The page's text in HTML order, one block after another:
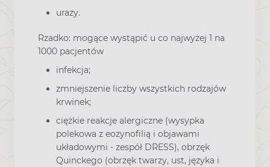
urazy.
Rzadko: mogące wystąpić u co najwyżej 1 na
1000 pacjentów
infekcja;
zmniejszenie liczby wszystkich rodzajów
krwinek;
ciężkie reakcje alergiczne (wysypka
polekowa z eozynofilią i objawami
układowymi - zespół DRESS), obrzęk
Quinckego (obrzęk twarzy, ust, języka i